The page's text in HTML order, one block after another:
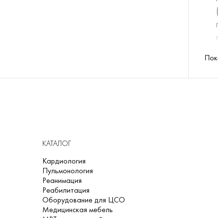
КАТАЛОГ
Кардиология
Пульмонология
Реанимация
Реабилитация
Оборудование для ЦСО
Медицинская мебель